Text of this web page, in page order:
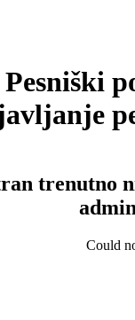
Pesniški
trenutno
Could